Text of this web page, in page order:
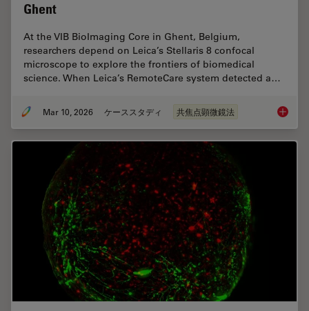
Ghent
At the VIB BioImaging Core in Ghent, Belgium,
researchers depend on Leica’s Stellaris 8 confocal
microscope to explore the frontiers of biomedical
science. When Leica’s RemoteCare system detected a…
Mar 10, 2026 ケーススタディ 共焦点顕微鏡法